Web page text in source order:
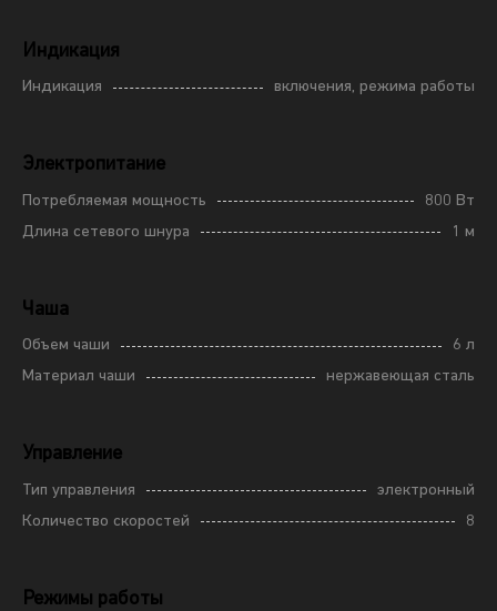
Индикация
Индикация включения, режима работы
Электропитание
Потребляемая мощность
800 Вт
Длина сетевого шнура
1 м
Чаша
Объем чаши
6 л
Материал чаши
нержавеющая сталь
Управление
Тип управления
электронный
Количество скоростей
8
Режимы работы